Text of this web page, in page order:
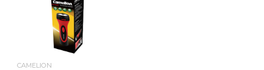
CAMELION